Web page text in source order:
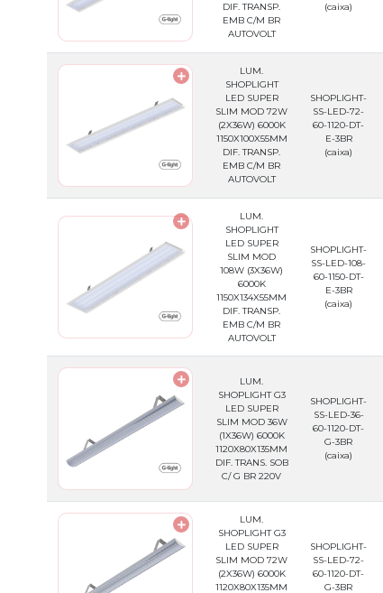
DIF. TRANSP.
EMB C/M BR
AUTOVOLT
(caixa)
LUM.
SHOPLIGHT
LED SUPER
SLIM MOD 72W
(2X36W) 6000K
1150X100X55MM
DIF. TRANSP.
EMB C/M BR
AUTOVOLT
SHOPLIGHT-
SS-LED-72-
60-1120-DT-
E-3BR
(caixa)
LUM.
SHOPLIGHT
LED SUPER
SLIM MOD
108W (3X36W)
6000K
1150X134X55MM
DIF. TRANSP.
EMB C/M BR
AUTOVOLT
SHOPLIGHT-
SS-LED-108-
60-1150-DT-
E-3BR
(caixa)
LUM.
SHOPLIGHT G3
LED SUPER
SLIM MOD 36W
(1X36W) 6000K
1120X80X135MM
DIF. TRANS. SOB
C/ G BR 220V
SHOPLIGHT-
SS-LED-36-
60-1120-DT-
G-3BR
(caixa)
LUM.
SHOPLIGHT G3
LED SUPER
SLIM MOD 72W
(2X36W) 6000K
1120X80X135MM
SHOPLIGHT-
SS-LED-72-
60-1120-DT-
G-3BR